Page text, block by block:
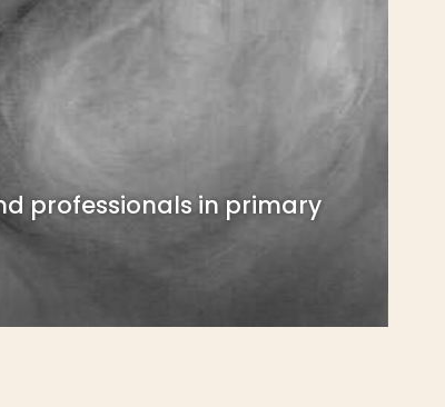
professionals in primary